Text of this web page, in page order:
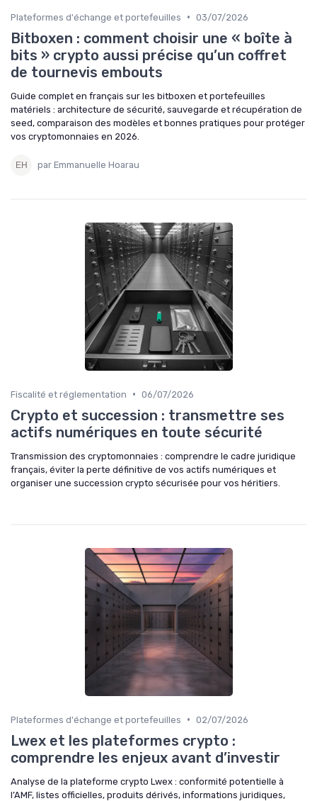
Plateformes d'échange et portefeuilles • 03/07/2026
Bitboxen : comment choisir une « boîte à
bits » crypto aussi précise qu’un coffret
de tournevis embouts
Guide complet en français sur les bitboxen et portefeuilles
matériels : architecture de sécurité, sauvegarde et récupération de
seed, comparaison des modèles et bonnes pratiques pour protéger
vos cryptomonnaies en 2026.
par Emmanuelle Hoarau
Fiscalité et réglementation • 06/07/2026
Crypto et succession : transmettre ses
actifs numériques en toute sécurité
Transmission des cryptomonnaies : comprendre le cadre juridique
français, éviter la perte définitive de vos actifs numériques et
organiser une succession crypto sécurisée pour vos héritiers.
Plateformes d'échange et portefeuilles • 02/07/2026
Lwex et les plateformes crypto :
comprendre les enjeux avant d’investir
Analyse de la plateforme crypto Lwex : conformité potentielle à
l’AMF, listes officielles, produits dérivés, informations juridiques,